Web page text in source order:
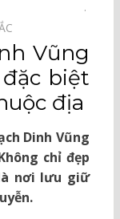
Vũng
biệt
địa
Dinh Vũng
chỉ đẹp
nơi lưu giữ